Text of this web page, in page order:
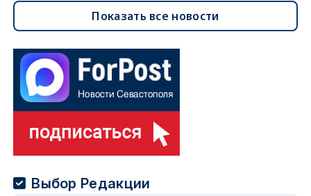
Показать все новости
Выбор Редакции